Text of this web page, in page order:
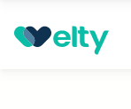
Prenota visita